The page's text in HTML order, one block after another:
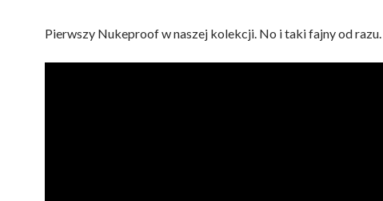
Pierwszy Nukeproof w naszej kolekcji. No i taki fajny od razu.